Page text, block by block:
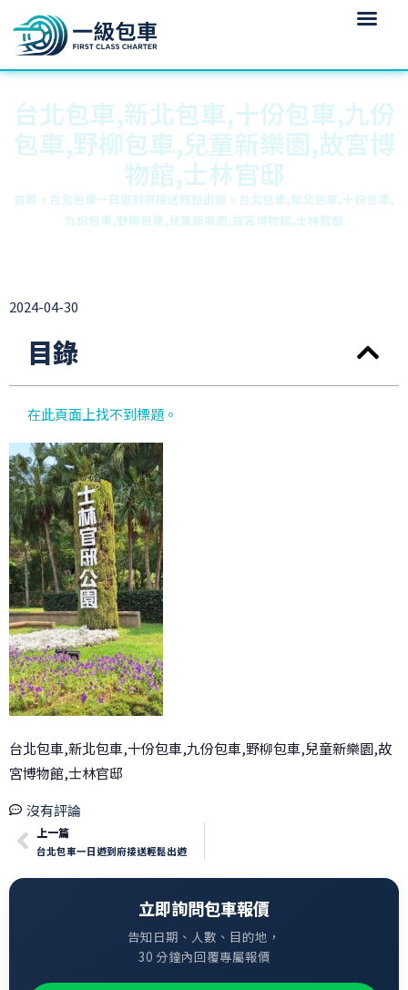
台北包車,新北包車,十份包車,九份
包車,野柳包車,兒童新樂園,故宮博
物館,士林官邸
首頁 » 台北包車一日遊到府接送輕鬆出遊 » 台北包車,新北包車,十份包車,
九份包車,野柳包車,兒童新樂園,故宮博物館,士林官邸
2024-04-30
目錄
在此頁面上找不到標題。
台北包車,新北包車,十份包車,九份包車,野柳包車,兒童新樂園,故
宮博物館,士林官邸
沒有評論
上一篇
台北包車一日遊到府接送輕鬆出遊
立即詢問包車報價
告知日期、人數、目的地，
30 分鐘內回覆專屬報價